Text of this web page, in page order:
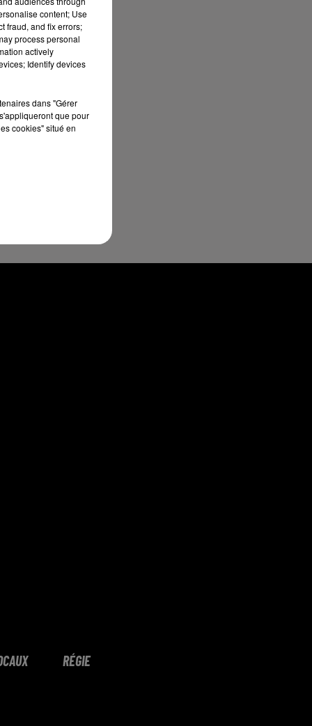
RÉGIE
content; Use
fraud, and fix errors;
process personal
actively
Identify devices
dans "Gérer
que pour
cookies" situé en